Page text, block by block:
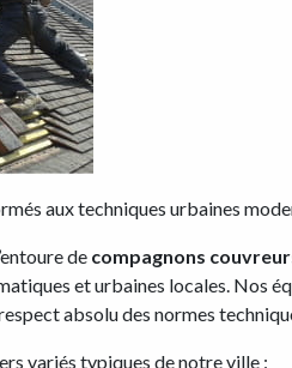
aux techniques urbaines
de compagnons
et urbaines locales. Nos
absolu des normes
variés typiques de notre ville :